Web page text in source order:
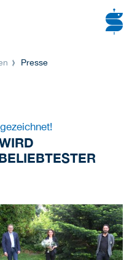
Presse